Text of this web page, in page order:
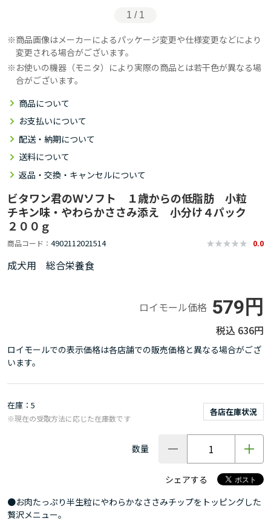
1 / 1
商品画像はメーカーによるパッケージ変更や仕様変更などにより
変更される場合がございます。
お使いの機器（モニタ）により実際の商品とは若干色が異なる場
合がございます。
商品について
お支払いについて
配送・納期について
送料について
返品・交換・キャンセルについて
ビタワン君のＷソフト １歳からの低脂肪 小粒
チキン味・やわらかささみ添え 小分け４パック
２００ｇ
商品コード 4902112021514 0.0
成犬用 総合栄養食
ロイモール価格 579円
636円
ロイモールでの表示価格は各店舗での販売価格と異なる場合がござ
います。
在庫 5
各店在庫状況
※現在の受取方法に応じた在庫数です
数量
シェアする
●お肉たっぷり半生粒にやわらかなささみチップをトッピングした
贅沢メニュー。